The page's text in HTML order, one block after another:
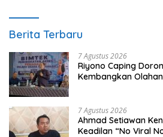
Berita Terbaru
7 Agustus 2026
Riyono Caping
Kembangkan
7 Agustus 2026
Ahmad Setiawan
Keadilan “No Viral